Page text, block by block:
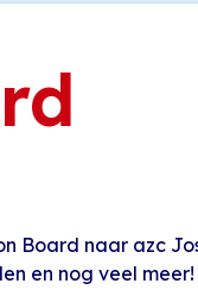
Board naar azc
en nog veel